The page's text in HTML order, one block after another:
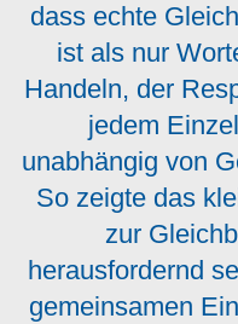
dass echte
ist als nur
Handeln, der
jedem
unabhängig von
So zeigte das
zur
herausfordernd
gemeinsamen